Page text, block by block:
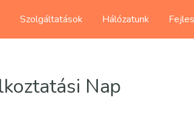
Szolgáltatások Hálózatunk
Nap